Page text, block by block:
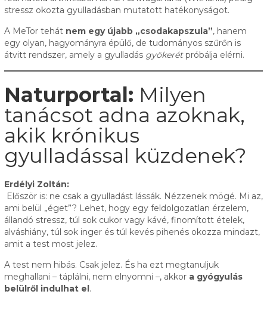
stressz okozta gyulladásban mutatott hatékonyságot.
A MeTor tehát nem egy újabb „csodakapszula”, hanem
egy olyan, hagyományra épülő, de tudományos szűrőn is
átvitt rendszer, amely a gyulladás gyökerétpróbálja elérni.
Naturportal: Milyen
tanácsot adna azoknak,
akik krónikus
gyulladással küzdenek?
Erdélyi Zoltán:
Először is: ne csak a gyulladást lássák. Nézzenek mögé. Mi az,
ami belül „éget”? Lehet, hogy egy feldolgozatlan érzelem,
állandó stressz, túl sok cukor vagy kávé, finomított ételek,
alváshiány, túl sok inger és túl kevés pihenés okozza mindazt,
amit a test most jelez.
A test nem hibás. Csak jelez. És ha ezt megtanuljuk
meghallani – táplálni, nem elnyomni –, akkor a gyógyulás
belülről indulhat el.